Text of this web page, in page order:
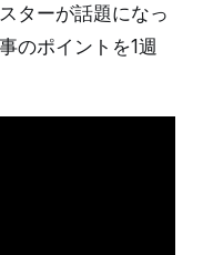
ターが話題になっ
のポイントを1週